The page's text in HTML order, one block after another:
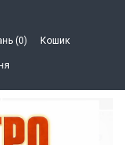
(0) Кошик